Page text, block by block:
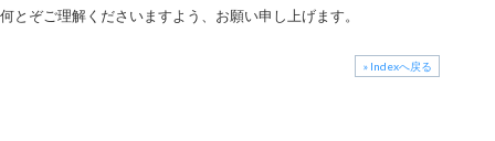
何とぞご理解くださいますよう、お願い申し上げます。
» Indexへ戻る